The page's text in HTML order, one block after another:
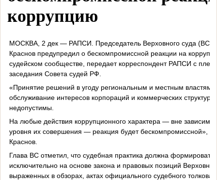
коррупцию
МОСКВА, 2 дек — РАПСИ. Председатель Верховного суда (ВС)
Краснов предупредил о бескомпромиссной реакции на
судейском сообществе, передает корреспондент РАПСИ с
заседания Совета судей РФ.
«Принятие решений в угоду региональным и местным властям,
обслуживание интересов корпораций и коммерческих структур
недопустимы.
На любые действия коррупционного характера — вне
уровня их совершения — реакция будет бескомпромиссной», —
Краснов.
Глава ВС отметил, что судебная практика должна
исключительно на основе закона и правовых позиций
выраженных в обзорах, актах официального судебного